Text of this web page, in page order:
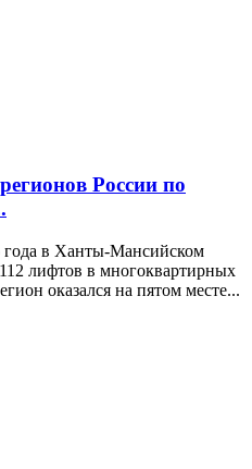
России по
года в Ханты-Мансийском
лифтов в многоквартирных
оказался на пятом месте...